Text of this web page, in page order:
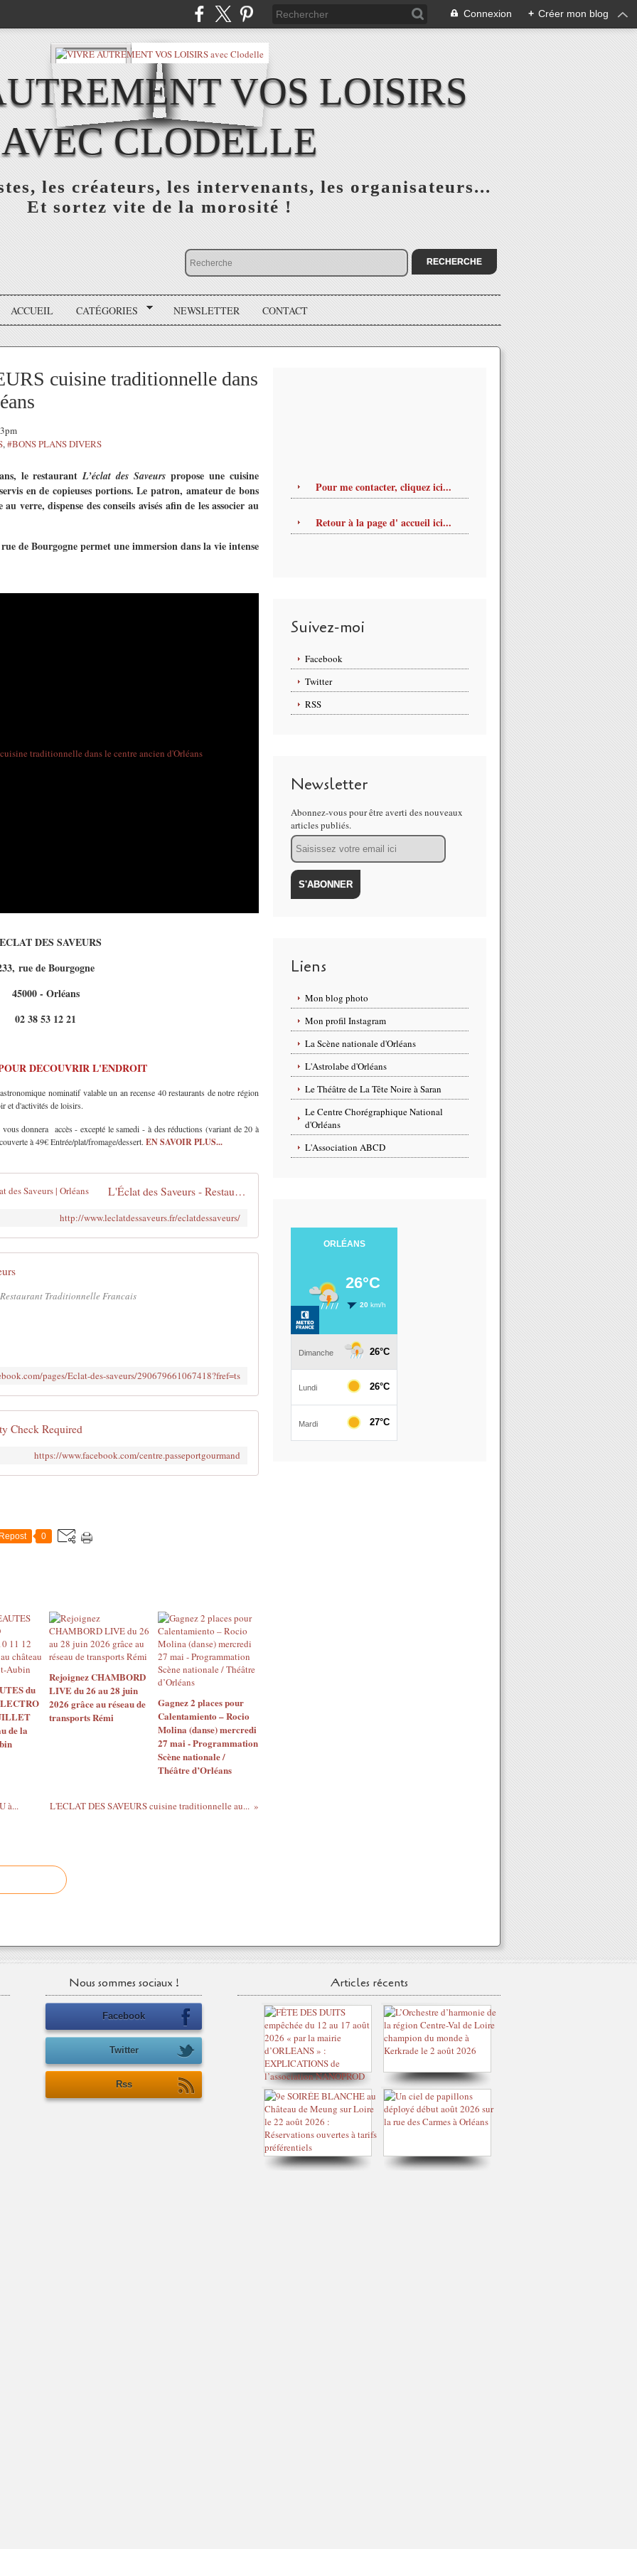
Connexion + Créer mon blog
VOS LOISIRS
AVEC CLODELLE
les créateurs, les intervenants, les organisateurs...
Et sortez vite de la morosité !
ACCUEIL CATÉGORIES NEWSLETTER CONTACT
cuisine traditionnelle dans
,#BONS PLANS DIVERS
le restaurantL’éclat des Saveurs propose une cuisine
en de copieuses portions. Le patron, amateur de bons
verre, dispense des conseils avisés afin de les associer au
de Bourgogne permet une immersion dans la vie intense
DES SAVEURS
rue de Bourgogne
45000 - Orléans
02 38 53 12 21
DECOUVRIR L'ENDROIT
nominatif valable un an recense 40 restaurants de notre région
et d'activités de loisirs.
donnera accès - excepté le samedi - à des réductions (variant de 20 à
à 49€ Entrée/plat/fromage/dessert. EN SAVOIR PLUS...
L'Éclat des Saveurs - Restaurant L'Eclat des Saveurs | Orléans
http://www.leclatdessaveurs.fr/eclatdessaveurs/
Traditionnelle Francais
pages/Eclat-des-saveurs/290679661067418?fref=ts
Check Required
https://www.facebook.com/centre.passeportgourmand
0
du
de la
Rejoignez CHAMBORD
LIVE du 26 au 28 juin
2026 grâce au réseau de
transports Rémi
Gagnez 2 places pour
Calentamiento – Rocio
Molina (danse) mercredi
27 mai - Programmation
Scène nationale /
Théâtre d’Orléans
à... L'ECLAT DES SAVEURS cuisine traditionnelle au...
Pour me contacter, cliquez ici...
Retour à la page d' accueil ici...
Suivez-moi
Facebook
Twitter
RSS
Newsletter
Abonnez-vous pour être averti des nouveaux
articles publiés.
Email
Liens
Mon blog photo
Mon profil Instagram
La Scène nationale d'Orléans
L'Astrolabe d'Orléans
Le Théâtre de La Tête Noire à Saran
Le Centre Chorégraphique National
d'Orléans
L'Association ABCD
Nous sommes sociaux !
Facebook
Twitter
Rss
Articles récents